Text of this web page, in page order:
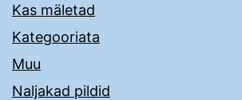
Kas mäletad
Kategooriata
Muu
Naljakad pildid